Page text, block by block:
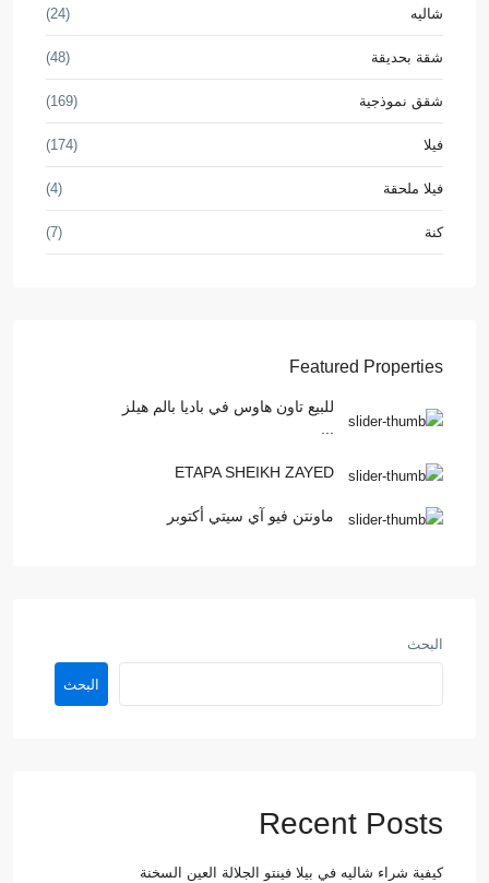
شاليه (24)
شقة بحديقة (48)
شقق نموذجية (169)
فيلا (174)
فيلا ملحقة (4)
كنة (7)
Featured Properties
للبيع تاون هاوس في باديا بالم هيلز
ETAPA SHEIKH ZAYED
ماونتن فيو آي سيتي أكتوبر
البحث
البحث
Recent Posts
كيفية شراء شاليه في بيلا فينتو الجلالة العين السخنة